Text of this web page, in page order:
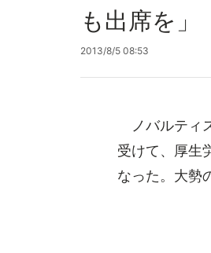
も出席を」
2013/8/5 08:53
ノバルティ
受けて、厚生
なった。大勢